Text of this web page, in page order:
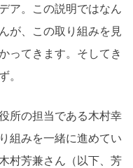
ア。この説明ではなん
が、この取り組みを見
ってきます。そしてき
。
所の担当である木村幸
組みを一緒に進めてい
村芳兼さん（以下、芳